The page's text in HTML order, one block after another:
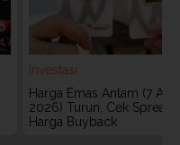
Investasi
Harga Emas Antam (7
2026) Turun, Cek Spread
Harga Buyback